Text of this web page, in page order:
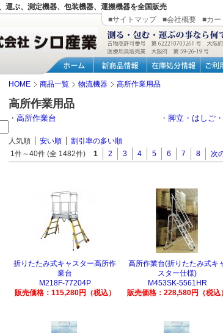
運ぶ、測定機器、包装機器、運搬機器を全国販売
■サイトマップ
■会社概要 ■カー
HOME 商品一覧 物流機器 高所作業用品
高所作業用品
・ 高所作業台 ・ 脚立・はしご
人気順 安い順
割引率の多い順
1件～40件 (全 1482件)
1 2 3 4 5 6 7 8 次
折りたたみ式キャスター高所作
業台
M218F-77204P
販売価格：115,280円（税込）
高所作業台(折りたたみ式キ
スター仕様)
M453SK-5561HR
販売価格：228,580円（税込）